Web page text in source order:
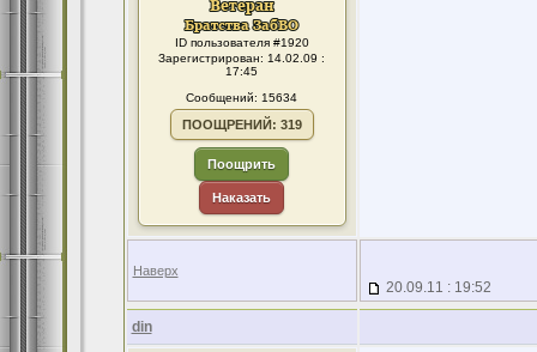
ID пользователя #1920
Зарегистрирован: 14.02.09 :
17:45
Сообщений: 15634
ПООЩРЕНИЙ: 319
Поощрить
Наказать
Наверх
20.09.11 : 19:52
din